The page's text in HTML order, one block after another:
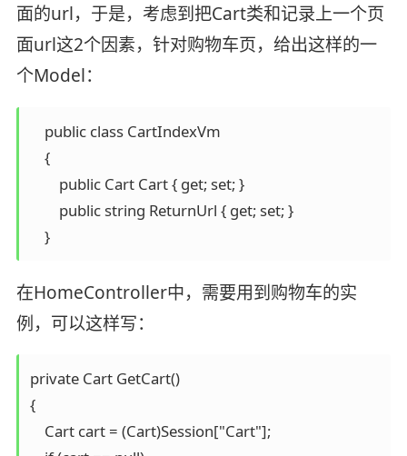
面的url，于是，考虑到把Cart类和记录上一个页
面url这2个因素，针对购物车页，给出这样的一
个Model：
    public class CartIndexVm
    {
        public Cart Cart { get; set; }
        public string ReturnUrl { get; set; }
    }
在HomeController中，需要用到购物车的实
例，可以这样写：
private Cart GetCart()
{
    Cart cart = (Cart)Session["Cart"];